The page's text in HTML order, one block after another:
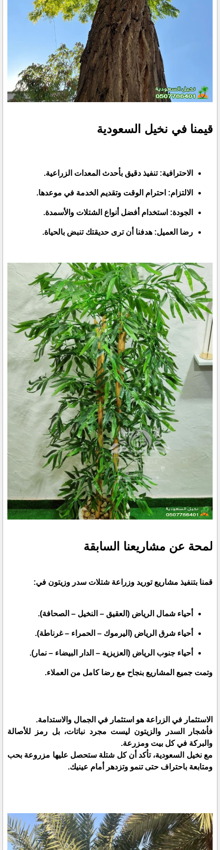
قيمنا في نخيل السعودية
الاحترافية: تنفيذ دقيق بأحدث المعدات الزراعية.
الالتزام: احترام الوقت وتقديم الخدمة في موعدها.
الجودة: استخدام أفضل أنواع الشتلات والأسمدة.
رضا العميل: هدفنا أن ترى حديقتك تنبض بالحياة.
لمحة عن مشاريعنا السابقة
قمنا بتنفيذ مشاريع توريد وزراعة شتلات سدر وزيتون في:
أحياء شمال الرياض (العقيق – النخيل – الصحافة).
أحياء شرق الرياض (اليرموك – الحمراء – غرناطة).
أحياء جنوب الرياض (العزيزية – الدار البيضاء – نمار).
وتمت جميع المشاريع بنجاح مع رضا كامل من العملاء.
الاستثمار في الزراعة هو استثمار في الجمال والاستدامة.
فأشجار السدر والزيتون ليست مجرد نباتات، بل رمز للأصالة
والبركة في كل بيت ومزرعة.
مع نخيل السعودية، تأكد أن كل شتلة ستحصل عليها مزروعة بحب
ومتابعة باحتراف حتى تنمو وتزدهر أمام عينيك.